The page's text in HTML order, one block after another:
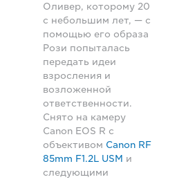
Оливер, которому 20
с небольшим лет, — с
помощью его образа
Рози попыталась
передать идеи
взросления и
возложенной
ответственности.
Снято на камеру
Canon EOS R с
объективом Canon RF
85mm F1.2L USM и
следующими